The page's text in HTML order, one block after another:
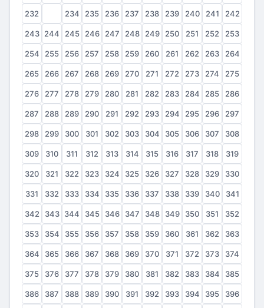
232 234 235 236 237 238 239 240 241 242
243 244 245 246 247 248 249 250 251 252 253
254 255 256 257 258 259 260 261 262 263 264
265 266 267 268 269 270 271 272 273 274 275
276 277 278 279 280 281 282 283 284 285 286
287 288 289 290 291 292 293 294 295 296 297
298 299 300 301 302 303 304 305 306 307 308
309 310 311 312 313 314 315 316 317 318 319
320 321 322 323 324 325 326 327 328 329 330
331 332 333 334 335 336 337 338 339 340 341
342 343 344 345 346 347 348 349 350 351 352
353 354 355 356 357 358 359 360 361 362 363
364 365 366 367 368 369 370 371 372 373 374
375 376 377 378 379 380 381 382 383 384 385
386 387 388 389 390 391 392 393 394 395 396